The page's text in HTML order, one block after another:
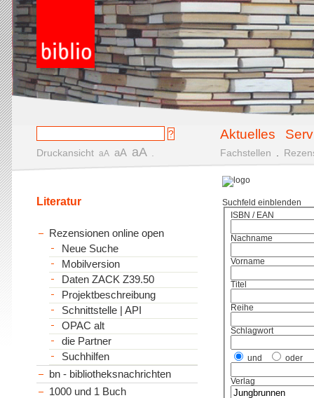
Aktuelles
Druckansicht aA aA aA Fachstellen
Suchfeld einblenden
ISBN / EAN
Nachname
Vorname
Titel
Reihe
Schlagwort
und oder
Verlag
Literatur
Rezensionen online open
Neue Suche
Mobilversion
Daten ZACK Z39.50
Projektbeschreibung
Schnittstelle | API
OPAC alt
die Partner
Suchhilfen
bn - bibliotheksnachrichten
1000 und 1 Buch